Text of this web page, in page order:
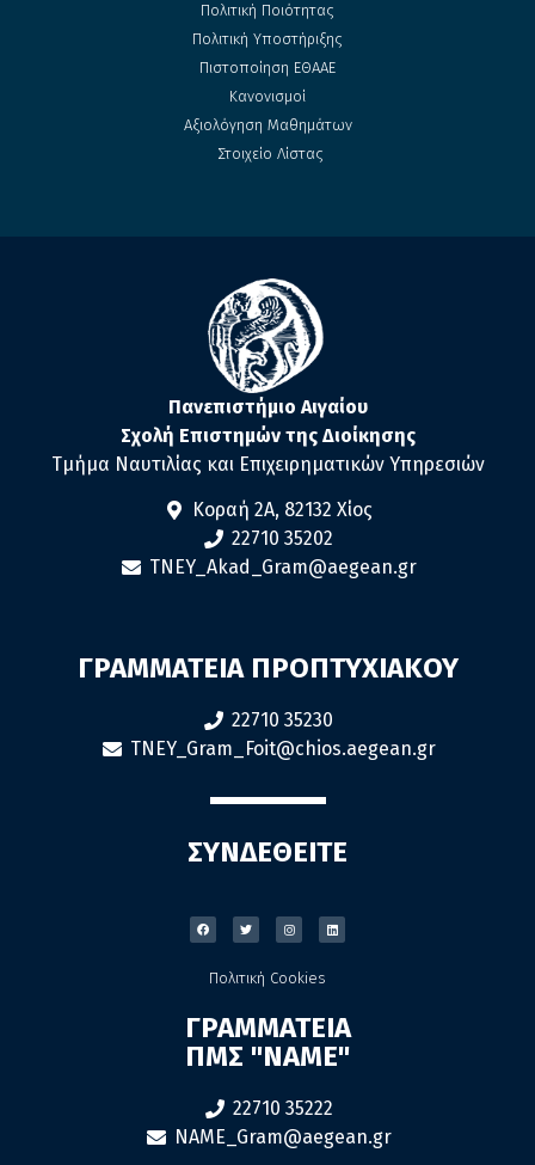
Πολιτική Ποιότητας
Πολιτική Υποστήριξης
Πιστοποίηση ΕΘΑΑΕ
Κανονισμοί
Αξιολόγηση Μαθημάτων
Στοιχείο Λίστας
Πανεπιστήμιο Αιγαίου
Σχολή Επιστημών της Διοίκησης
Τμήμα Ναυτιλίας και Επιχειρηματικών Υπηρεσιών
Κοραή 2Α, 82132 Χίος
22710 35202
TNEY_Akad_Gram@aegean.gr
ΓΡΑΜΜΑΤΕΙΑ ΠΡΟΠΤΥΧΙΑΚΟΥ
22710 35230
TNEY_Gram_Foit@chios.aegean.gr
ΣΥΝΔΕΘΕΙΤΕ
Πολιτική Cookies
ΓΡΑΜΜΑΤΕΙΑ
ΠΜΣ "ΝΑΜΕ"
22710 35222
NAME_Gram@aegean.gr